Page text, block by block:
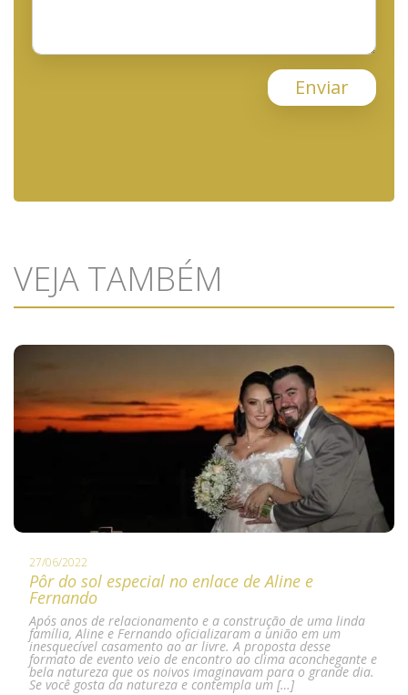
Enviar
VEJA TAMBÉM
27/06/2022
Pôr do sol especial no enlace de Aline e
Fernando
Após anos de relacionamento e a construção de uma linda
família, Aline e Fernando oficializaram a união em um
inesquecível casamento ao ar livre. A proposta desse
formato de evento veio de encontro ao clima aconchegante e
bela natureza que os noivos imaginavam para o grande dia.
Se você gosta da natureza e contempla um […]